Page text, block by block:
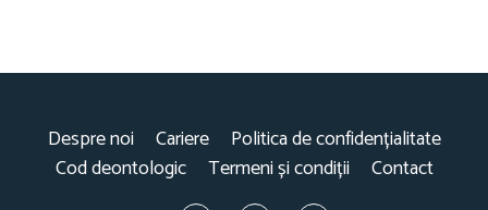
Despre noi Cariere
Politica de confidențialitate
Cod deontologic
Termeni și condiții Contact